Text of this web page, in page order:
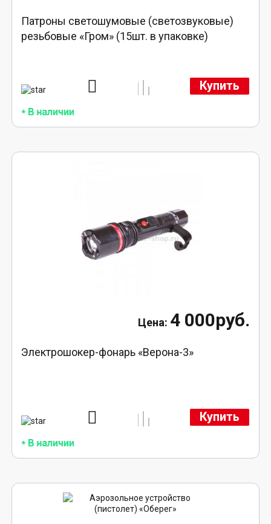
Патроны светошумовые (светозвуковые)
резьбовые «Гром» (15шт. в упаковке)
Купить
4 000руб.
Электрошокер-фонарь «Верона-3»
Купить